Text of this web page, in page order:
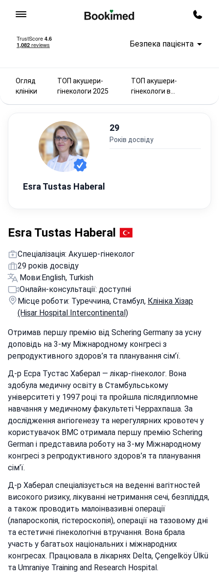
Безпека пацієнта
Огляд
клініки
ТОП акушери-
гінекологи 2025
ТОП акушери-
гінекологи в
Esra Tustas Haberal
29
років досвіду
Esra Tustas Haberal
Спеціалізація: Акушер-гінеколог
29 років досвіду
Мови:English, Turkish
Онлайн-консультації: доступні
Місце роботи: Туреччина, Стамбул, Клініка Хізар
(Hisar Hospital Intercontinental)
Отримав першу премію від Schering Germany за усну
доповідь на 3-му Міжнародному конгресі з
репродуктивного здоров’я та планування сім’ї.
Д-р Есра Тустаc Хаберал — лікар-гінеколог. Вона
здобула медичну освіту в Стамбульському
університеті у 1997 році та пройшла післядипломне
навчання у медичному факультеті Черрахпаша. За
дослідження ангіогенезу та нерегулярних кровотеч у
користувачок ВМС отримала першу премію Schering
German і представила роботу на 3-му Міжнародному
конгресі з репродуктивного здоров’я та планування
сім’ї.
Д-р Хаберал спеціалізується на веденні вагітностей
високого ризику, лікуванні нетримання сечі, безпліддя,
а також проводить малоінвазивні операції
(лапароскопія, гістероскопія), операції на тазовому дні
та естетичні гінекологічні втручання. Вона брала
участь у багатьох національних і міжнародних
конгресах. Працювала в лікарнях Delta, Çengelköy Ülkü
та Umraniye Training and Research Hospital.